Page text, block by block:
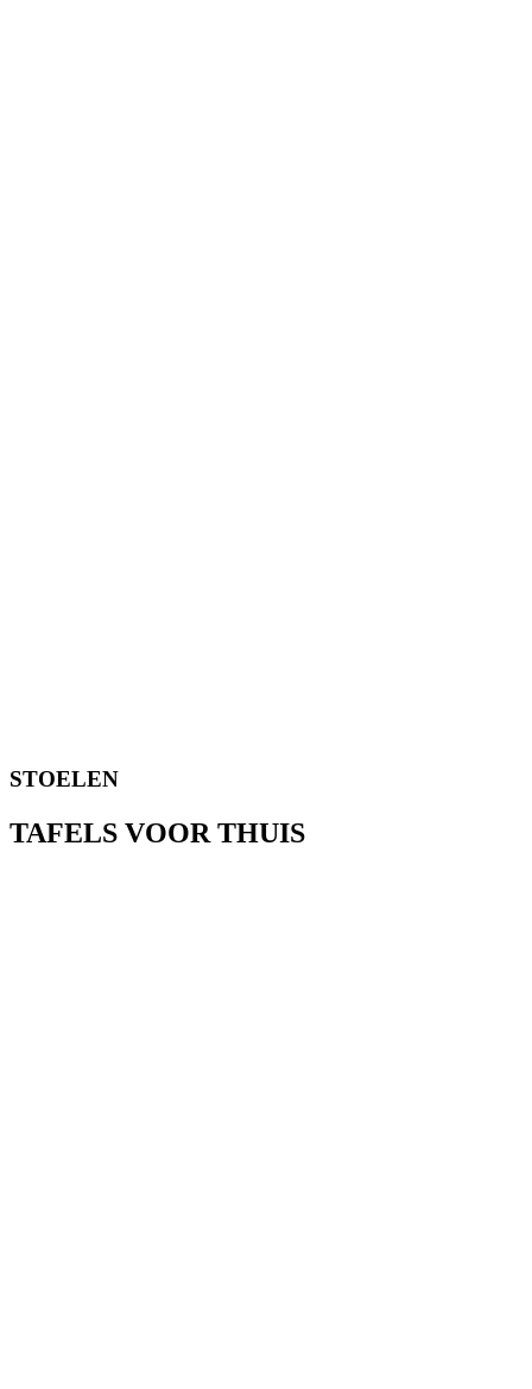
STOELEN
TAFELS VOOR THUIS